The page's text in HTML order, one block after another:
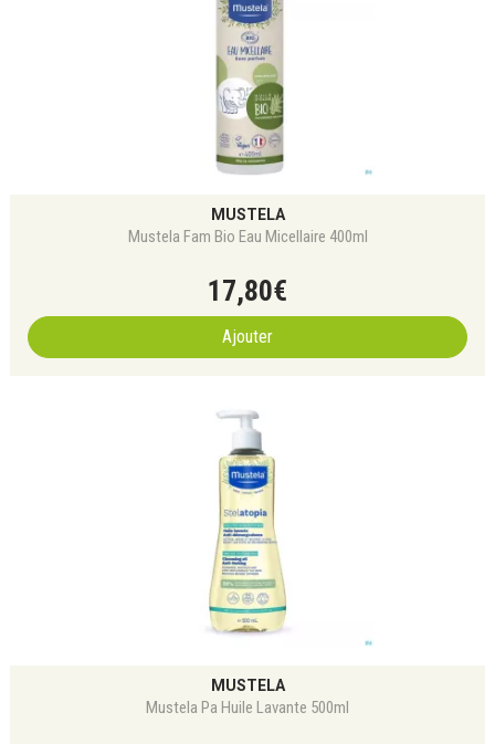
MUSTELA
Mustela Fam Bio Eau Micellaire 400ml
17,80€
Ajouter
MUSTELA
Mustela Pa Huile Lavante 500ml